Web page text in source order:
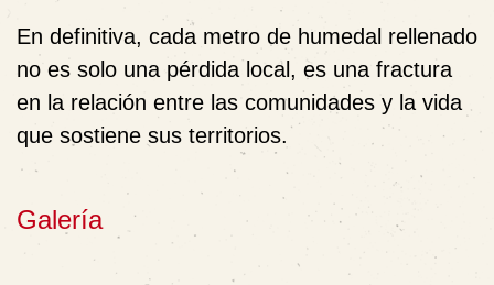
En definitiva, cada metro de humedal rellenado
no es solo una pérdida local, es una fractura
en la relación entre las comunidades y la vida
que sostiene sus territorios.
Galería